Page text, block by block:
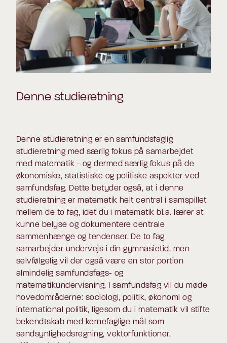
Denne studieretning
Denne studieretning er en samfundsfaglig
studieretning med særlig fokus på samarbejdet
med matematik - og dermed særlig fokus på de
økonomiske, statistiske og politiske aspekter ved
samfundsfag. Dette betyder også, at i denne
studieretning er matematik helt central i samspillet
mellem de to fag, idet du i matematik bl.a. lærer at
kunne belyse og dokumentere centrale
sammenhænge og tendenser. De to fag
samarbejder undervejs i din gymnasietid, men
selvfølgelig vil der også være en stor portion
almindelig samfundsfags- og
matematikundervisning. I samfundsfag vil du møde
hovedområderne: sociologi, politik, økonomi og
international politik, ligesom du i matematik vil stifte
bekendtskab med kernefaglige mål som
sandsynlighedsregning, vektorfunktioner,